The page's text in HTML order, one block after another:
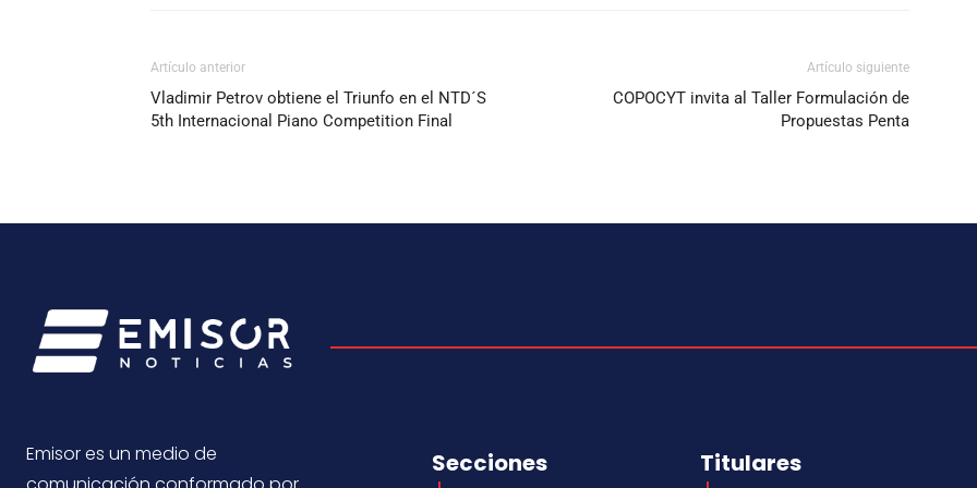
Artículo anterior
Vladimir Petrov obtiene el Triunfo en el NTD´S
5th Internacional Piano Competition Final
Artículo siguiente
COPOCYT invita al Taller Formulación de
Propuestas Penta
Emisor es un medio de
Secciones Titulares